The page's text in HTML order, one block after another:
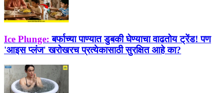
Ice Plunge: बर्फाच्या पाण्यात डुबकी घेण्याचा वाढतोय ट्रेंड! पण
'आइस प्लंज' खरोखरच प्रत्येकासाठी सुरक्षित आहे का?